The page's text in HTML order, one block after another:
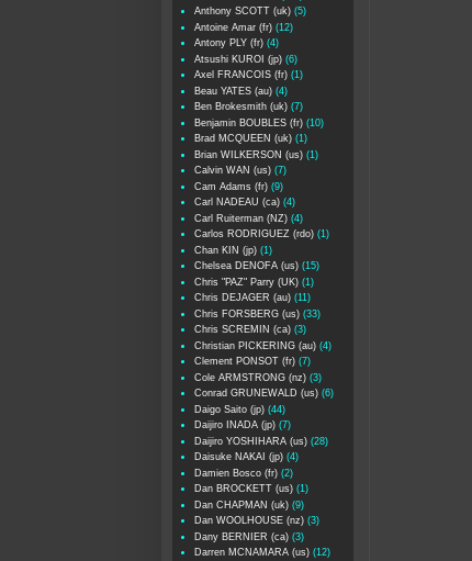
Anthony SCOTT (uk) (5)
Antoine Amar (fr) (12)
Antony PLY (fr) (4)
Atsushi KUROI (jp) (6)
Axel FRANCOIS (fr) (1)
Beau YATES (au) (4)
Ben Brokesmith (uk) (7)
Benjamin BOUBLES (fr) (10)
Brad MCQUEEN (uk) (1)
Brian WILKERSON (us) (1)
Calvin WAN (us) (7)
Cam Adams (fr) (9)
Carl NADEAU (ca) (4)
Carl Ruiterman (NZ) (4)
Carlos RODRIGUEZ (rdo) (1)
Chan KIN (jp) (1)
Chelsea DENOFA (us) (15)
Chris "PAZ" Parry (UK) (1)
Chris DEJAGER (au) (11)
Chris FORSBERG (us) (33)
Chris SCREMIN (ca) (3)
Christian PICKERING (au) (4)
Clement PONSOT (fr) (7)
Cole ARMSTRONG (nz) (3)
Conrad GRUNEWALD (us) (6)
Daigo Saito (jp) (44)
Daijiro INADA (jp) (7)
Daijiro YOSHIHARA (us) (28)
Daisuke NAKAI (jp) (4)
Damien Bosco (fr) (2)
Dan BROCKETT (us) (1)
Dan CHAPMAN (uk) (9)
Dan WOOLHOUSE (nz) (3)
Dany BERNIER (ca) (3)
Darren MCNAMARA (us) (12)